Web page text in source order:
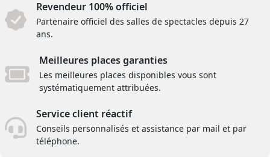
Revendeur 100% officiel
Partenaire officiel des salles de spectacles depuis 27
ans.
Meilleures places garanties
Les meilleures places disponibles vous sont
systématiquement attribuées.
Service client réactif
Conseils personnalisés et assistance par mail et par
téléphone.